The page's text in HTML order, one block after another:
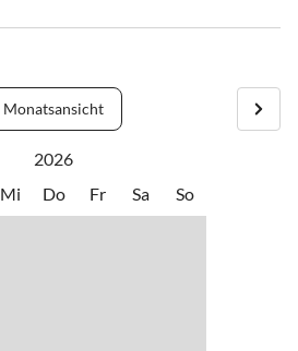
Monatsansicht
2026
Mi Do Fr Sa So